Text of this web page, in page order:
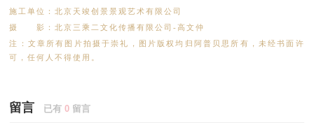
施工单位：北京天竣创景景观艺术有限公司
摄 影：北京三乘二文化传播有限公司-高文仲
注：文章所有图片拍摄于崇礼，图片版权均归阿普贝思所有，未经书面许
可，任何人不得使用。
留言 已有 0留言